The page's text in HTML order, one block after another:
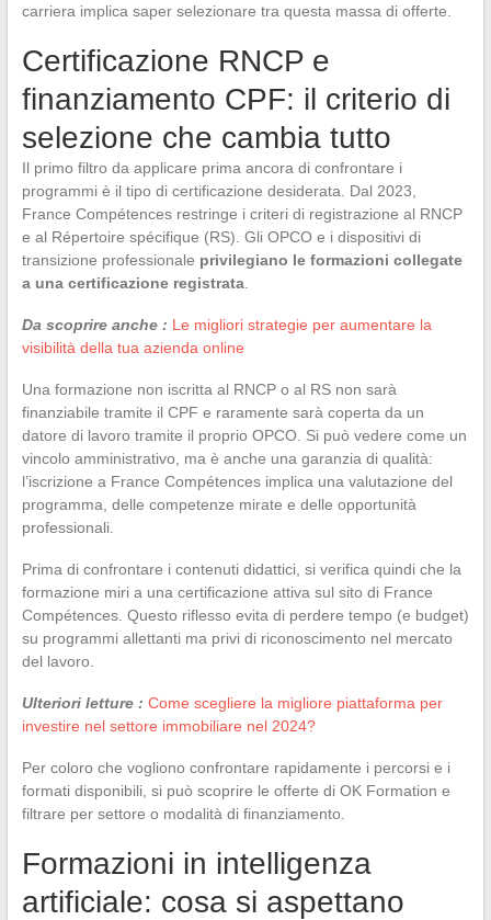
carriera implica saper selezionare tra questa massa di offerte.
Certificazione RNCP e
finanziamento CPF: il criterio di
selezione che cambia tutto
Il primo filtro da applicare prima ancora di confrontare i
programmi è il tipo di certificazione desiderata. Dal 2023,
France Compétences restringe i criteri di registrazione al RNCP
e al Répertoire spécifique (RS). Gli OPCO e i dispositivi di
transizione professionale privilegiano le formazioni collegate
a una certificazione registrata.
Da scoprire anche : Le migliori strategie per aumentare la
visibilità della tua azienda online
Una formazione non iscritta al RNCP o al RS non sarà
finanziabile tramite il CPF e raramente sarà coperta da un
datore di lavoro tramite il proprio OPCO. Si può vedere come un
vincolo amministrativo, ma è anche una garanzia di qualità:
l’iscrizione a France Compétences implica una valutazione del
programma, delle competenze mirate e delle opportunità
professionali.
Prima di confrontare i contenuti didattici, si verifica quindi che la
formazione miri a una certificazione attiva sul sito di France
Compétences. Questo riflesso evita di perdere tempo (e budget)
su programmi allettanti ma privi di riconoscimento nel mercato
del lavoro.
Ulteriori letture : Come scegliere la migliore piattaforma per
investire nel settore immobiliare nel 2024?
Per coloro che vogliono confrontare rapidamente i percorsi e i
formati disponibili, si può scoprire le offerte di OK Formation e
filtrare per settore o modalità di finanziamento.
Formazioni in intelligenza
artificiale: cosa si aspettano